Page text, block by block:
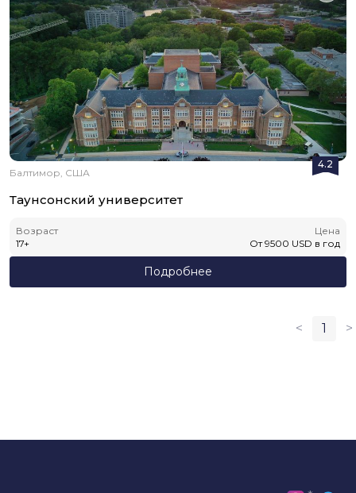
4.2
Балтимор, США
Таунсонский университет
Возраст
17+
Цена
От 9500 USD в год
Подробнее
< 1 >